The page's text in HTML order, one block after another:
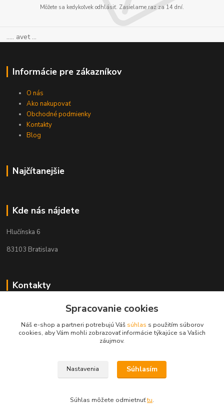
Môžete sa kedykoľvek odhlásiť. Zasielame raz za 14 dní.
..... avet ...
Informácie pre zákazníkov
O nás
Ako nakupovať
Obchodné podmienky
Kontakty
Blog
Najčítanejšie
Kde nás nájdete
Hlučínska 6
83103 Bratislava
Kontakty
+421 908 678 479
info@audiovideoshop.sk
Spracovanie cookies
Náš e-shop a partneri potrebujú Váš súhlas s použitím súborov
cookies, aby Vám mohli zobrazovať informácie týkajúce sa Vašich
záujmov.
Nastavenia Súhlasím
Súhlas môžete odmietnuťtu.